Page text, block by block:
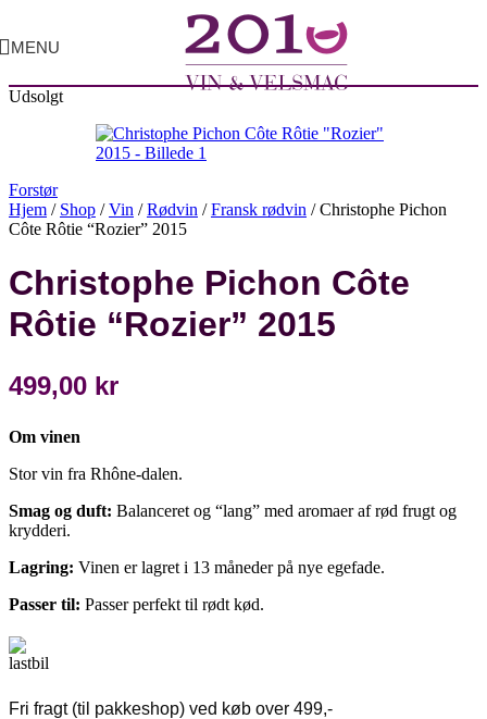
MENU
Udsolgt
Forstør
Hjem / Shop /Vin /Rødvin /Fransk rødvin /Christophe Pichon
Côte Rôtie “Rozier” 2015
Christophe Pichon Côte
Rôtie “Rozier” 2015
499,00 kr
Om vinen
Stor vin fra Rhône-dalen.
Smag og duft: Balanceret og “lang” med aromaer af rød frugt og
krydderi.
Lagring: Vinen er lagret i 13 måneder på nye egefade.
Passer til: Passer perfekt til rødt kød.
Fri fragt (til pakkeshop) ved køb over 499,-